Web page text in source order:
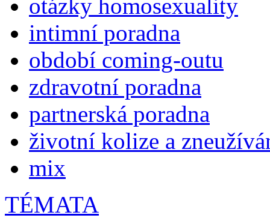
otázky homosexuality
intimní poradna
období coming-outu
zdravotní poradna
partnerská poradna
životní kolize a
mix
TÉMATA